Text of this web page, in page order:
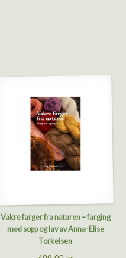
Vakre farger fra naturen – farging
med sopp og lav av Anna-Elise
Torkelsen